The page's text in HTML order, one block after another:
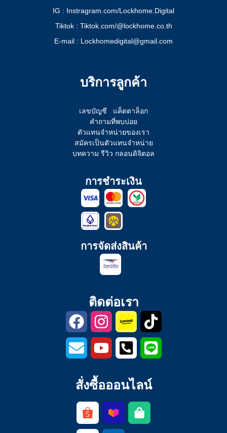
IG : Instragram.com/Lockhome.Digital
Tiktok : Tiktok.com/@lockhome.co.th
E-mail : Lockhomedigital@gmail.com
บริการลูกค้า
เลขบัญชี
แค็ตตาล็อก
คำถามที่พบบ่อย
ตัวแทนจำหน่ายของเรา
สมัครเป็นตัวแทนจำหน่าย
บทความ รีวิว กลอนดิจิตอล
การชำระเงิน
การจัดส่งสินค้า
ติดต่อเรา
สั่งซื้อออนไลน์